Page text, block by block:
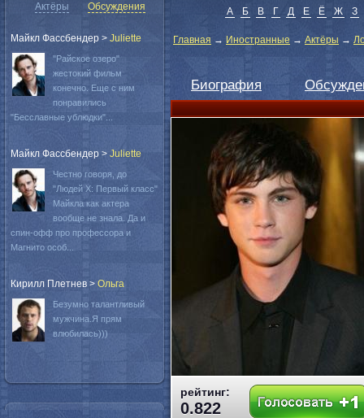
А Б В Г Д Е Ё Ж З
Главная → Иностранные → Актёры →
Биография
рейтинг:
0.822
Актёры Обсуждения
Майкл Фассбендер > Juliette
"Райское озеро"
жестокий фильм
конечно. Еще с ним
понравились
"Бесславные ублюдки"...
Майкл Фассбендер > Juliette
Честно говоря, до
"Людей Х: Первый класс"
Майкла как актера
вообще не знала. Да и
спин-офф про профессора и
Магнито особ...
Кирилл Плетнев > Oльга
Безумно талантливый
мужчина.Я прям
влюбилась)))